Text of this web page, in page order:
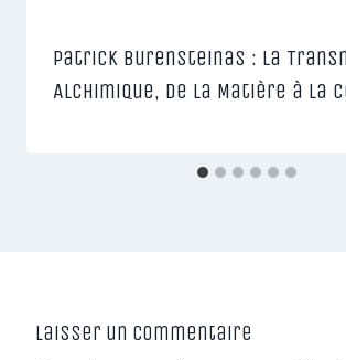
Patrick Burensteinas : La
Alchimique, de la Matière à la
Laisser un commentaire